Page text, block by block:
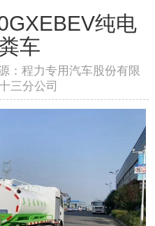
纯电
车
：程力专用汽车股份有限
三分公司